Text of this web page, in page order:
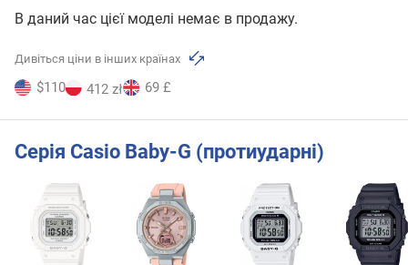
В даний час цієї моделі немає в продажу.
Дивіться ціни в інших країнах
$110 412 zł 69 £
Серія Casio Baby-G (протиударні)